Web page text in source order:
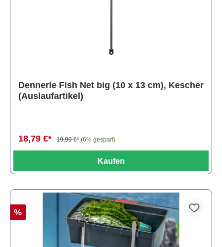
Dennerle Fish Net big (10 x 13 cm), Kescher
(Auslaufartikel)
18,79 €* 19,99 €* (6% gespart)
Kaufen
%